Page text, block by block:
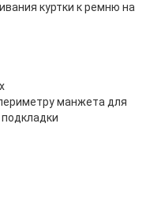
куртки к ремню на
манжета для